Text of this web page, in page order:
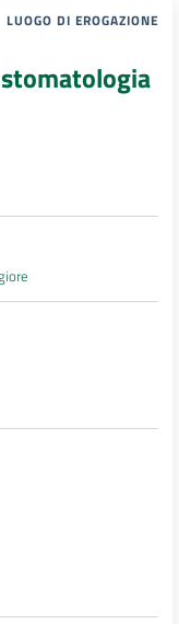
LUOGO DI EROGAZIONE